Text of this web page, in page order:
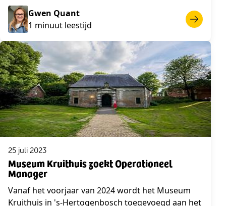
Gwen Quant
1 minuut leestijd
25 juli 2023
Museum Kruithuis zoekt Operationeel
Manager
Vanaf het voorjaar van 2024 wordt het Museum
Kruithuis in 's-Hertogenbosch toegevoegd aan het